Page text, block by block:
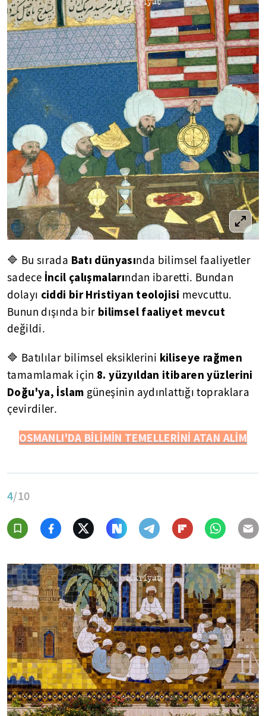
🔷 Bu sırada Batı dünyasında bilimsel faaliyetler
sadece İncil çalışmalarından ibaretti. Bundan
dolayı ciddi bir Hristiyan teolojisi mevcuttu.
Bunun dışında bir bilimsel faaliyet mevcut
değildi.
🔷 Batılılar bilimsel eksiklerini kiliseye rağmen
tamamlamak için 8. yüzyıldan itibaren yüzlerini
Doğu'ya, İslam güneşinin aydınlattığı topraklara
çevirdiler.
OSMANLI'DA BİLİMİN TEMELLERİNİ ATAN ALİM
4/10